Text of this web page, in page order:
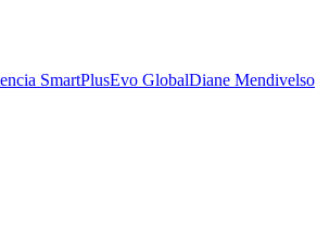
SmartPlusEvo GlobalDiane Mendivelso